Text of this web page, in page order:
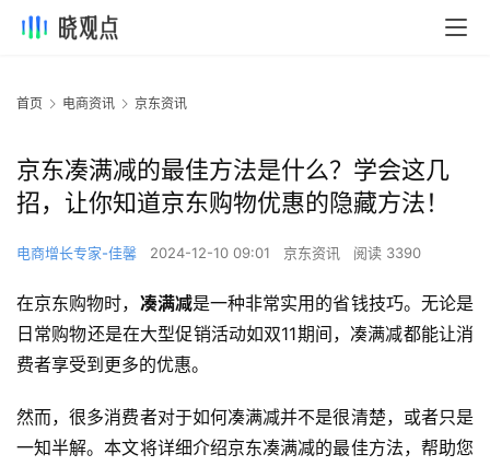
首页 电商资讯 京东资讯
京东凑满减的最佳方法是什么？学会这几
招，让你知道京东购物优惠的隐藏方法！
电商增长专家-佳馨 2024-12-10 09:01 京东资讯 阅读 3390
在京东购物时， 凑满减是一种非常实用的省钱技巧。无论是
日常购物还是在大型促销活动如双11期间，凑满减都能让消
费者享受到更多的优惠。
然而，很多消费者对于如何凑满减并不是很清楚，或者只是
一知半解。本文将详细介绍京东凑满减的最佳方法，帮助您